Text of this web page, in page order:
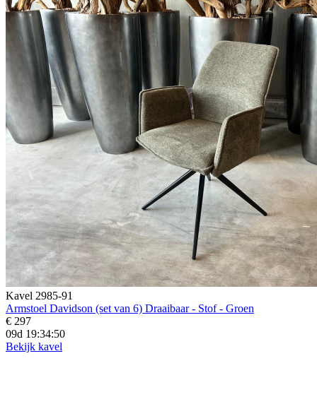
Kavel 2985-91
Armstoel Davidson (set van 6) Draaibaar - Stof - Groen
€ 297
09d 19:34:48
Bekijk kavel